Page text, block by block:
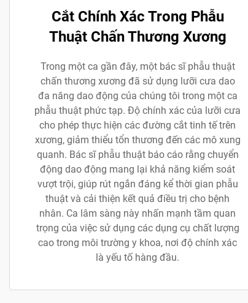
Cắt Chính Xác Trong Phẫu
Thuật Chấn Thương Xương
Trong một ca gần đây, một bác sĩ phẫu thuật
chấn thương xương đã sử dụng lưỡi cưa dao
đa năng dao động của chúng tôi trong một ca
phẫu thuật phức tạp. Độ chính xác của lưỡi cưa
cho phép thực hiện các đường cắt tinh tế trên
xương, giảm thiểu tổn thương đến các mô xung
quanh. Bác sĩ phẫu thuật báo cáo rằng chuyển
động dao động mang lại khả năng kiểm soát
vượt trội, giúp rút ngắn đáng kể thời gian phẫu
thuật và cải thiện kết quả điều trị cho bệnh
nhân. Ca lâm sàng này nhấn mạnh tầm quan
trọng của việc sử dụng các dụng cụ chất lượng
cao trong môi trường y khoa, nơi độ chính xác
là yếu tố hàng đầu.